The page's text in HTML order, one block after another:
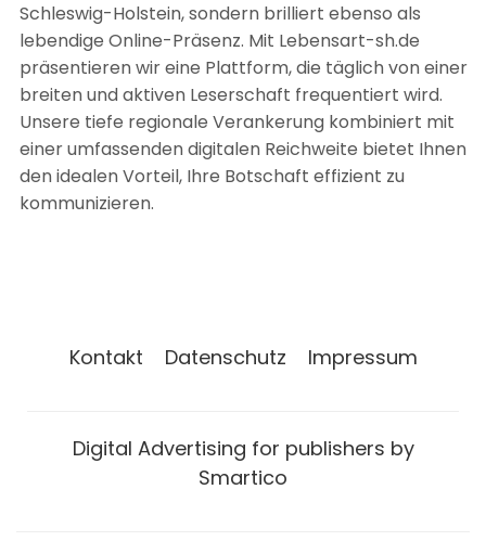
Schleswig-Holstein, sondern brilliert ebenso als
lebendige Online-Präsenz. Mit Lebensart-sh.de
präsentieren wir eine Plattform, die täglich von einer
breiten und aktiven Leserschaft frequentiert wird.
Unsere tiefe regionale Verankerung kombiniert mit
einer umfassenden digitalen Reichweite bietet Ihnen
den idealen Vorteil, Ihre Botschaft effizient zu
kommunizieren.
Kontakt Datenschutz Impressum
Digital Advertising for publishers by
Smartico